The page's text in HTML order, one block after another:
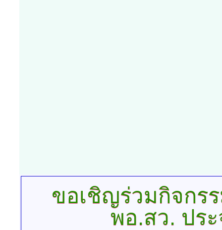
ขอเชิญร่วมกิจกร
พอ.สว. ปร